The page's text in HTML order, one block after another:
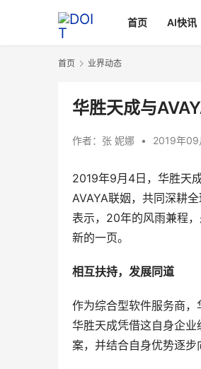
首页 AI快讯
首页 业界动态
华胜天成与
作者： 张 妮娜 • 2019年09
2019年9月4日，华胜天
AVAYA联姻，共同深耕
表示，20年的风雨兼程
新的一页。
相互扶持，发展同道
作为综合型软件服务商
华胜天成凭借这自身企
案，并结合自身优势逐步